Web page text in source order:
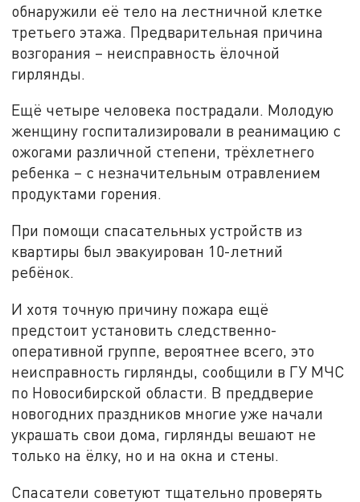
обнаружили её тело на лестничной клетке
третьего этажа. Предварительная причина
возгорания – неисправность ёлочной
гирлянды.
Ещё четыре человека пострадали. Молодую
женщину госпитализировали в реанимацию с
ожогами различной степени, трёхлетнего
ребенка – с незначительным отравлением
продуктами горения.
При помощи спасательных устройств из
квартиры был эвакуирован 10-летний
ребёнок.
И хотя точную причину пожара ещё
предстоит установить следственно-
оперативной группе, вероятнее всего, это
неисправность гирлянды, сообщили в ГУ МЧС
по Новосибирской области. В преддверие
новогодних праздников многие уже начали
украшать свои дома, гирлянды вешают не
только на ёлку, но и на окна и стены.
Спасатели советуют тщательно проверять